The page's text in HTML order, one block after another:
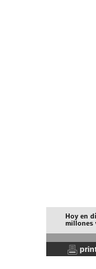
Hoy en
millones